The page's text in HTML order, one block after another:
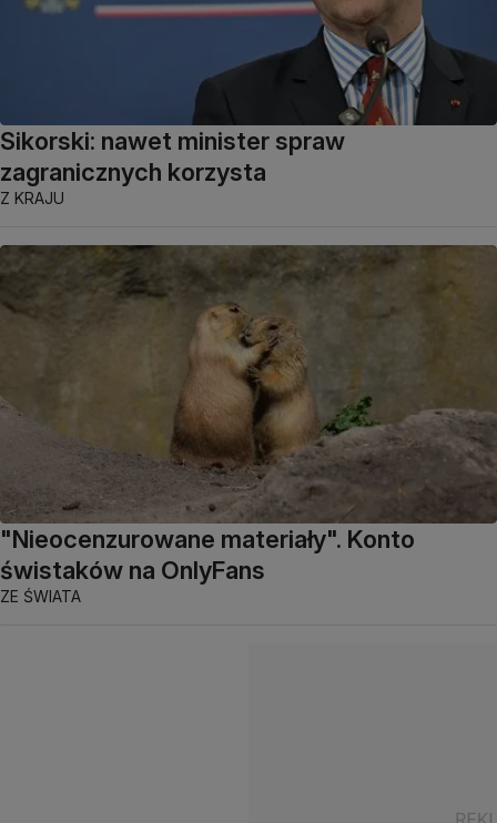
Sikorski: nawet minister spraw
zagranicznych korzysta
Z KRAJU
"Nieocenzurowane materiały". Konto
świstaków na OnlyFans
ZE ŚWIATA